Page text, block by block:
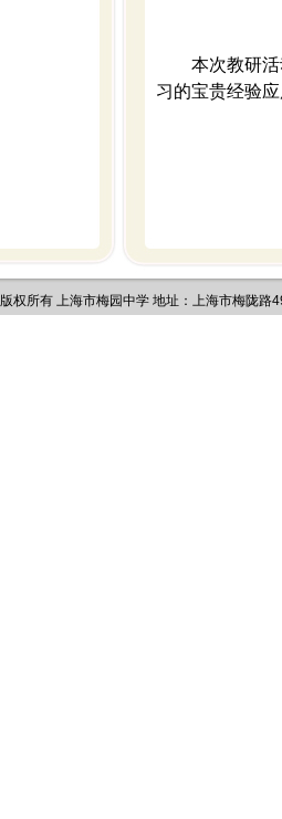
本次教研
习的宝贵经验
版权所有 上海市梅园中学 地址：上海市梅陇